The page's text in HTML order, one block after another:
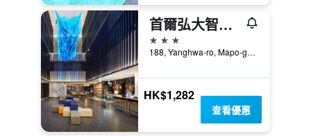
首爾弘大智選假日飯店
3星級
188, Yanghwa-ro, Mapo-gu, 首爾, 韓國
HK$1,282
查看優惠